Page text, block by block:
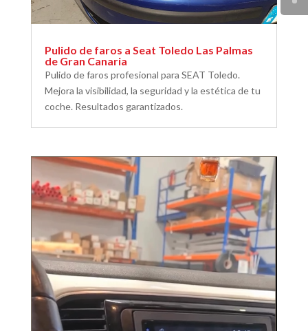
Pulido de faros a Seat Toledo Las Palmas
de Gran Canaria
Pulido de faros profesional para SEAT Toledo.
Mejora la visibilidad, la seguridad y la estética de tu
coche. Resultados garantizados.